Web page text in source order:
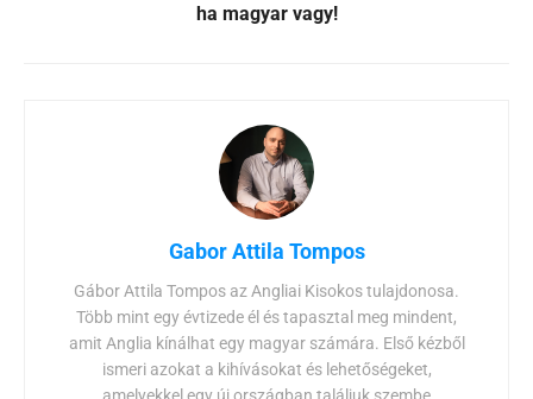
ha magyar vagy!
Gabor Attila Tompos
Gábor Attila Tompos az Angliai Kisokos tulajdonosa.
Több mint egy évtizede él és tapasztal meg mindent,
amit Anglia kínálhat egy magyar számára. Első kézből
ismeri azokat a kihívásokat és lehetőségeket,